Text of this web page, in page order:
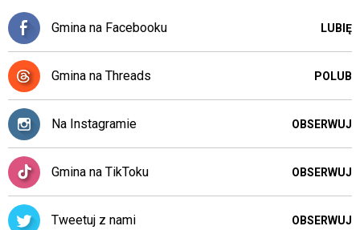
Gmina na Facebooku LUBIĘ
Gmina na Threads POLUB
Na Instagramie OBSERWUJ
Gmina na TikToku OBSERWUJ
Tweetuj z nami OBSERWUJ